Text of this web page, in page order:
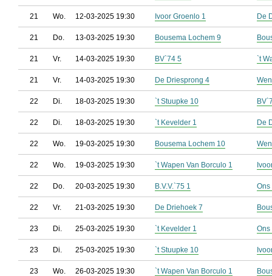
21 Wo. 12-03-2025 19:30 Ivoor Groenlo 1 De
21 Do. 13-03-2025 19:30 Bousema Lochem 9
21 Vr. 14-03-2025 19:30 BV`74 5 `t
21 Vr. 14-03-2025 19:30 De Driesprong 4
22 Di. 18-03-2025 19:30 `t Stuupke 10
22 Di. 18-03-2025 19:30 `t Kevelder 1 De
22 Wo. 19-03-2025 19:30 Bousema Lochem 10
22 Wo. 19-03-2025 19:30 `t Wapen Van Borculo 1
22 Do. 20-03-2025 19:30 B.V.V.`75 1 Ons
22 Vr. 21-03-2025 19:30 De Driehoek 7
23 Di. 25-03-2025 19:30 `t Kevelder 1 Ons
23 Di. 25-03-2025 19:30 `t Stuupke 10
23 Wo. 26-03-2025 19:30 `t Wapen Van Borculo 1